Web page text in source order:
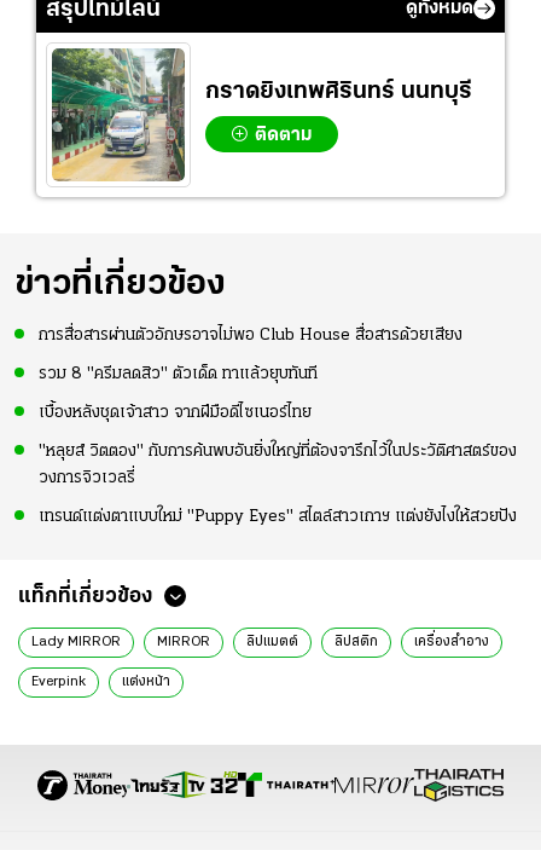
สรุปไทม์ไลน์ ดูทั้งหมด
กราดยิงเทพศิรินทร์ นนทบุรี
ติดตาม
ข่าวที่เกี่ยวข้อง
การสื่อสารผ่านตัวอักษรอาจไม่พอ Club House สื่อสารด้วยเสียง
รวม 8 "ครีมลดสิว" ตัวเด็ด ทาแล้วยุบทันที
เบื้องหลังชุดเจ้าสาว จากฝีมือดีไซเนอร์ไทย
"หลุยส์ วิตตอง" กับการค้นพบอันยิ่งใหญ่ที่ต้องจารึกไว้ในประวัติศาสตร์ของ
วงการจิวเวลรี่
เทรนด์แต่งตาแบบใหม่ "Puppy Eyes" สไตล์สาวเกาฯ แต่งยังไงให้สวยปัง
แท็กที่เกี่ยวข้อง
Lady MIRROR MIRROR ลิปแมตต์ ลิปสติก เครื่องสำอาง
Everpink แต่งหน้า